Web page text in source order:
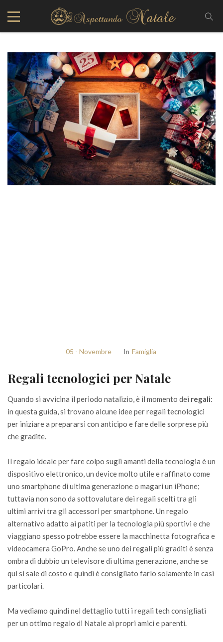
05 - Novembre In Famiglia
Regali tecnologici per Natale
Quando si avvicina il periodo natalizio, è il momento dei regali:
in questa guida, si trovano alcune idee per regali tecnologici
per iniziare a prepararsi con anticipo e fare delle sorprese più
che gradite.
Il regalo ideale per fare colpo sugli amanti della tecnologia è un
dispositivo elettronico, un device molto utile e raffinato come
uno smartphone di ultima generazione o magari un iPhone;
tuttavia non sono da sottovalutare dei regali scelti tra gli
ultimi arrivi tra gli accessori per smartphone. Un regalo
alternativo adatto ai patiti per la tecnologia più sportivi e che
viaggiano spesso potrebbe essere la macchinetta fotografica e
videocamera GoPro. Anche se uno dei regali più graditi è senza
ombra di dubbio un televisore di ultima generazione, anche se
qui si sale di costo e quindi è consigliato farlo solamente in casi
particolari.
Ma vediamo quindi nel dettaglio tutti i regali tech consigliati
per un ottimo regalo di Natale ai propri amici e parenti.